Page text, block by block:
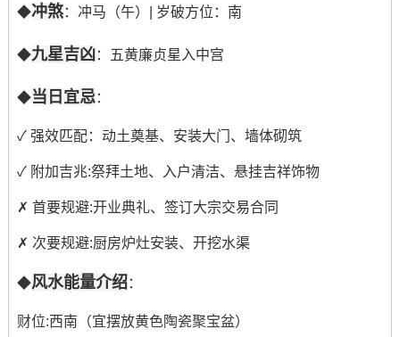
◆冲煞：冲马（午）| 岁破方位：南
◆九星吉凶 ：五黄廉贞星入中宫
◆当日宜忌：
✓ 强效匹配：动土奠基、安装大门、墙体砌筑
✓ 附加吉兆:祭拜土地、入户清洁、悬挂吉祥饰物
✗ 首要规避:开业典礼、签订大宗交易合同
✗ 次要规避:厨房炉灶安装、开挖水渠
◆风水能量介绍：
财位:西南（宜摆放黄色陶瓷聚宝盆）